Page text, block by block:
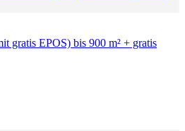
gratis EPOS) bis 900 m² + gratis